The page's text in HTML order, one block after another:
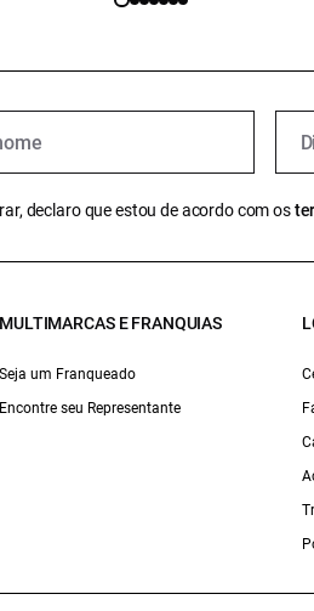
declaro que estou de acordo com os
MULTIMARCAS E FRANQUIAS
Seja um Franqueado
Encontre seu Representante